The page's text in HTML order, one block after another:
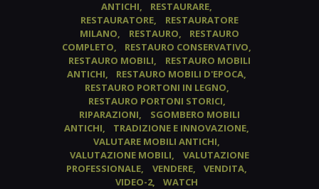
ANTICHI
RESTAURARE
RESTAURATORE
RESTAURATORE
MILANO
RESTAURO
RESTAURO
COMPLETO
RESTAURO CONSERVATIVO
RESTAURO MOBILI
RESTAURO MOBILI
ANTICHI
RESTAURO MOBILI D'EPOCA
RESTAURO PORTONI IN LEGNO
RESTAURO PORTONI STORICI
RIPARAZIONI
SGOMBERO MOBILI
ANTICHI
TRADIZIONE E INNOVAZIONE
VALUTARE MOBILI ANTICHI
VALUTAZIONE MOBILI
VALUTAZIONE
PROFESSIONALE
VENDERE
VENDITA
VIDEO-2
WATCH